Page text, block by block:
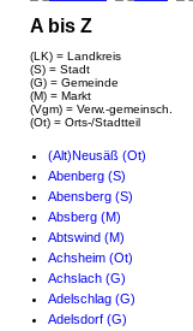
A bis Z
(LK) = Landkreis
(S) = Stadt
(G) = Gemeinde
(M) = Markt
(Vgm) = Verw.-gemeinsch.
(Ot) = Orts-/Stadtteil
(Alt)Neusäß (Ot)
Abenberg (S)
Abensberg (S)
Absberg (M)
Abtswind (M)
Achsheim (Ot)
Achslach (G)
Adelschlag (G)
Adelsdorf (G)